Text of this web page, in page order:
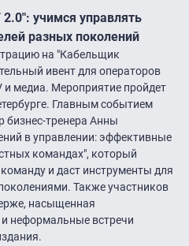
учимся управлять
разных поколений
на "Кабельщик
ивент для операторов
и медиа. Мероприятие пройдет
Главным событием
бизнес-тренера Анны
в управлении: эффективные
командах", который
и даст инструменты для
Также участников
насыщенная
неформальные встречи